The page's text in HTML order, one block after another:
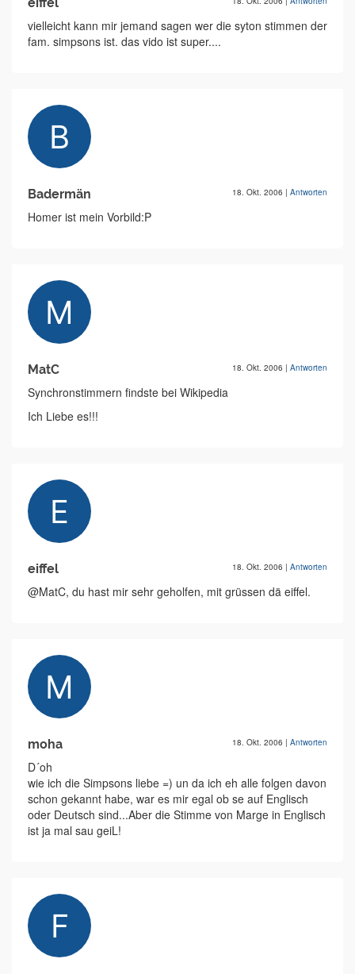
vielleicht kann mir jemand sagen wer die syton stimmen der
fam. simpsons ist. das vido ist super....
Badermän 18. Okt. 2006 | Antworten
Homer ist mein Vorbild:P
MatC 18. Okt. 2006 | Antworten
Synchronstimmern findste bei Wikipedia
Ich Liebe es!!!
eiffel 18. Okt. 2006 | Antworten
@MatC, du hast mir sehr geholfen, mit grüssen dä eiffel.
moha 18. Okt. 2006 | Antworten
D´oh
wie ich die Simpsons liebe =) un da ich eh alle folgen davon
schon gekannt habe, war es mir egal ob se auf Englisch
oder Deutsch sind...Aber die Stimme von Marge in Englisch
ist ja mal sau geiL!